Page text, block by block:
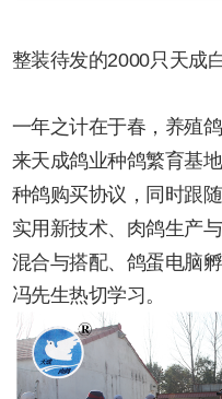
整装待发的2000只天成
一年之计在于春，养殖
来天成鸽业种鸽繁育基
种鸽购买协议，同时跟
实用新技术、肉鸽生产
混合与搭配、鸽蛋电脑
冯先生热切学习。